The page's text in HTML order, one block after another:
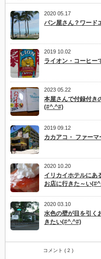
2020 05.17
パン屋さん？ワード
2019 10.02
ライオン・コーヒー
2023 05.22
本屋さんで付録付き
(#^.^#)
2019 09.12
カカアコ・ ファーマ
2020 10.20
イリカイホテルにあ
お店に行きた～い
2020 03.10
水色の壁が目を引く
きたい(#^.^#)
コメント ( 2 )